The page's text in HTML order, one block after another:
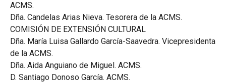
ACMS.
Dña. Candelas Arias Nieva. Tesorera de la ACMS.
COMISIÓN DE EXTENSIÓN CULTURAL
Dña. María Luisa Gallardo García-Saavedra. Vicepresidenta
de la ACMS.
Dña. Aida Anguiano de Miguel. ACMS.
D. Santiago Donoso García. ACMS.